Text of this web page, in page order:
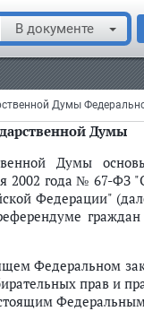
В документе
всеобщего
Думы
Думы
2002 года № 67-ФЗ
Федерации"
Федеральном
прав и